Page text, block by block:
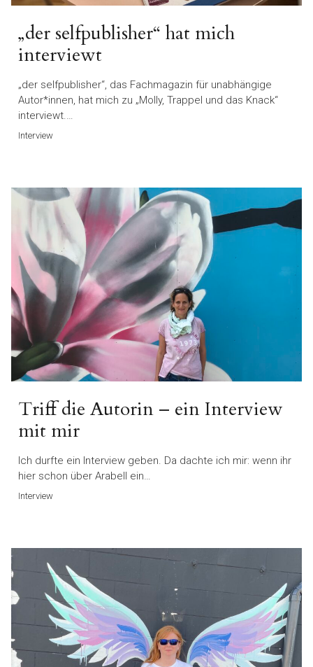
„der selfpublisher“ hat mich
interviewt
„der selfpublisher“, das Fachmagazin für unabhängige
Autor*innen, hat mich zu „Molly, Trappel und das Knack“
interviewt.…
Interview
Triff die Autorin – ein Interview
mit mir
Ich durfte ein Interview geben. Da dachte ich mir: wenn ihr
hier schon über Arabell ein…
Interview